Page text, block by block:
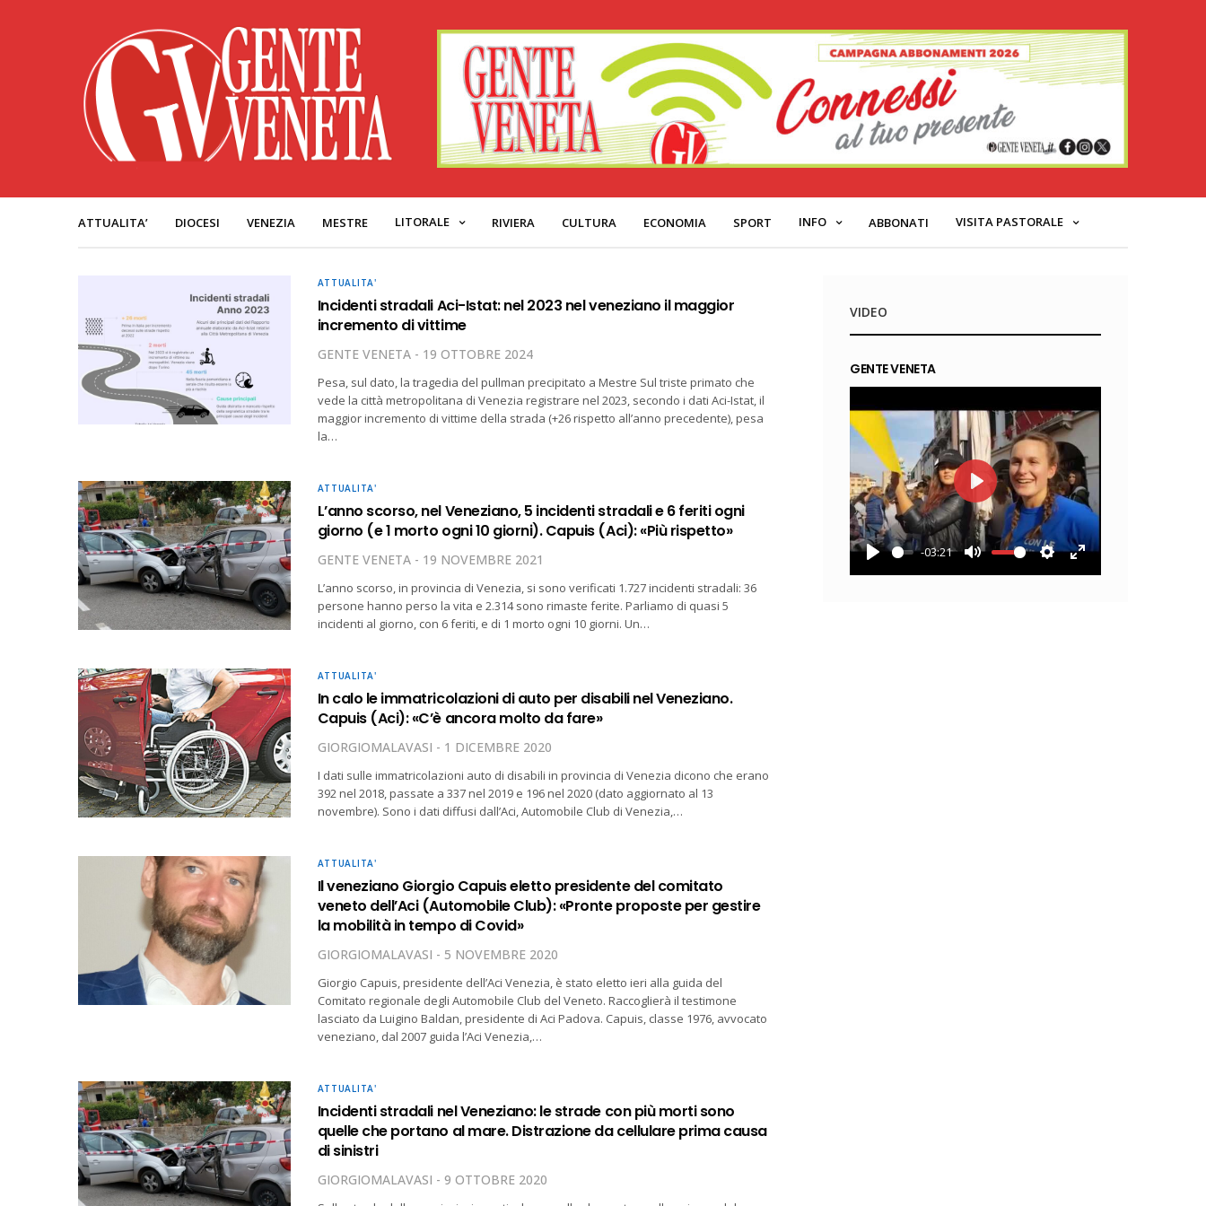
ATTUALITA’ DIOCESI VENEZIA MESTRE LITORALE RIVIERA CULTURA ECONOMIA SPORT INFO ABBONATI VISITA PASTORALE
ATTUALITA'
Incidenti stradali Aci-Istat: nel 2023 nel veneziano il maggior
incremento di vittime
GENTE VENETA 19 OTTOBRE 2024
Pesa, sul dato, la tragedia del pullman precipitato a Mestre Sul triste primato che
vede la città metropolitana di Venezia registrare nel 2023, secondo i dati Aci-Istat, il
maggior incremento di vittime della strada (+26 rispetto all’anno precedente), pesa
la…
ATTUALITA'
L’anno scorso, nel Veneziano, 5 incidenti stradali e 6 feriti ogni
giorno (e 1 morto ogni 10 giorni). Capuis (Aci): «Più rispetto»
GENTE VENETA 19 NOVEMBRE 2021
L’anno scorso, in provincia di Venezia, si sono verificati 1.727 incidenti stradali: 36
persone hanno perso la vita e 2.314 sono rimaste ferite. Parliamo di quasi 5
incidenti al giorno, con 6 feriti, e di 1 morto ogni 10 giorni. Un…
ATTUALITA'
In calo le immatricolazioni di auto per disabili nel Veneziano.
Capuis (Aci): «C’è ancora molto da fare»
GIORGIOMALAVASI 1 DICEMBRE 2020
I dati sulle immatricolazioni auto di disabili in provincia di Venezia dicono che erano
392 nel 2018, passate a 337 nel 2019 e 196 nel 2020 (dato aggiornato al 13
novembre). Sono i dati diffusi dall’Aci, Automobile Club di Venezia,…
ATTUALITA'
Il veneziano Giorgio Capuis eletto presidente del comitato
veneto dell’Aci (Automobile Club): «Pronte proposte per gestire
la mobilità in tempo di Covid»
GIORGIOMALAVASI 5 NOVEMBRE 2020
Giorgio Capuis, presidente dell’Aci Venezia, è stato eletto ieri alla guida del
Comitato regionale degli Automobile Club del Veneto. Raccoglierà il testimone
lasciato da Luigino Baldan, presidente di Aci Padova. Capuis, classe 1976, avvocato
veneziano, dal 2007 guida l’Aci Venezia,…
ATTUALITA'
Incidenti stradali nel Veneziano: le strade con più morti sono
quelle che portano al mare. Distrazione da cellulare prima causa
di sinistri
GIORGIOMALAVASI 9 OTTOBRE 2020
VIDEO
GENTE VENETA
-03:21
Play